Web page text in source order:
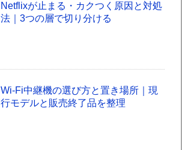
Netflixが止まる・カクつく原因と対処
法｜3つの層で切り分ける
Wi-Fi中継機の選び方と置き場所｜現
行モデルと販売終了品を整理